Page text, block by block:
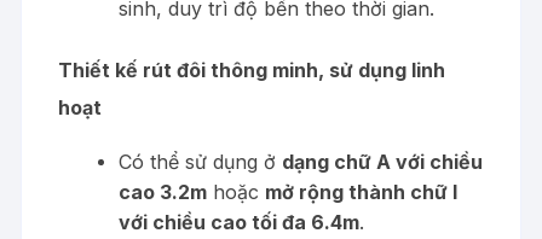
sinh, duy trì độ bền theo thời gian.
Thiết kế rút đôi thông minh, sử dụng linh
hoạt
Có thể sử dụng ở dạng chữ A với chiều
cao 3.2m hoặc mở rộng thành chữ I
với chiều cao tối đa 6.4m.